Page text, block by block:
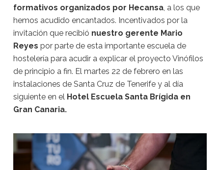
formativos organizados por Hecansa, a los que
hemos acudido encantados. Incentivados por la
invitación que recibió nuestro gerente Mario
Reyes por parte de esta importante escuela de
hostelería para acudir a explicar el proyecto Vinófilos
de principio a fin. El martes 22 de febrero en las
instalaciones de Santa Cruz de Tenerife y al día
siguiente en el Hotel Escuela Santa Brígida en
Gran Canaria.